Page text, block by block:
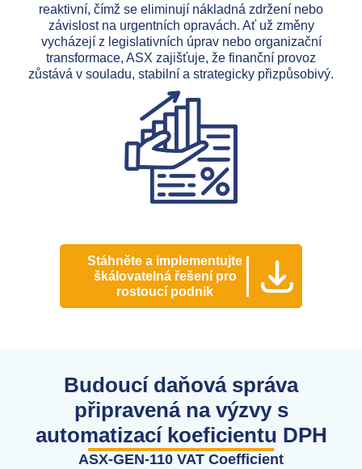
reaktivní, čímž se eliminují nákladná zdržení nebo
závislost na urgentních opravách. Ať už změny
vycházejí z legislativních úprav nebo organizační
transformace, ASX zajišťuje, že finanční provoz
zůstává v souladu, stabilní a strategicky přizpůsobivý.
Stáhněte a implementujte
škálovatelná řešení pro
rostoucí podnik
Budoucí daňová správa
připravená na výzvy s
automatizací koeficientu DPH
ASX-GEN-110 VAT Coefficient